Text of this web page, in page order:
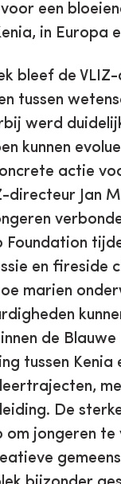
een
in Europa
bleef de
tussen
werd
kunnen
actie
directeur Jan
Foundation
en fireside
marien
de
tussen Kenia
De
om jongeren te